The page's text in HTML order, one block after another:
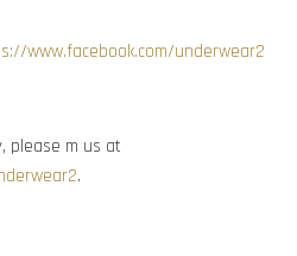
www.facebook.com/underwear2
please m us at
.